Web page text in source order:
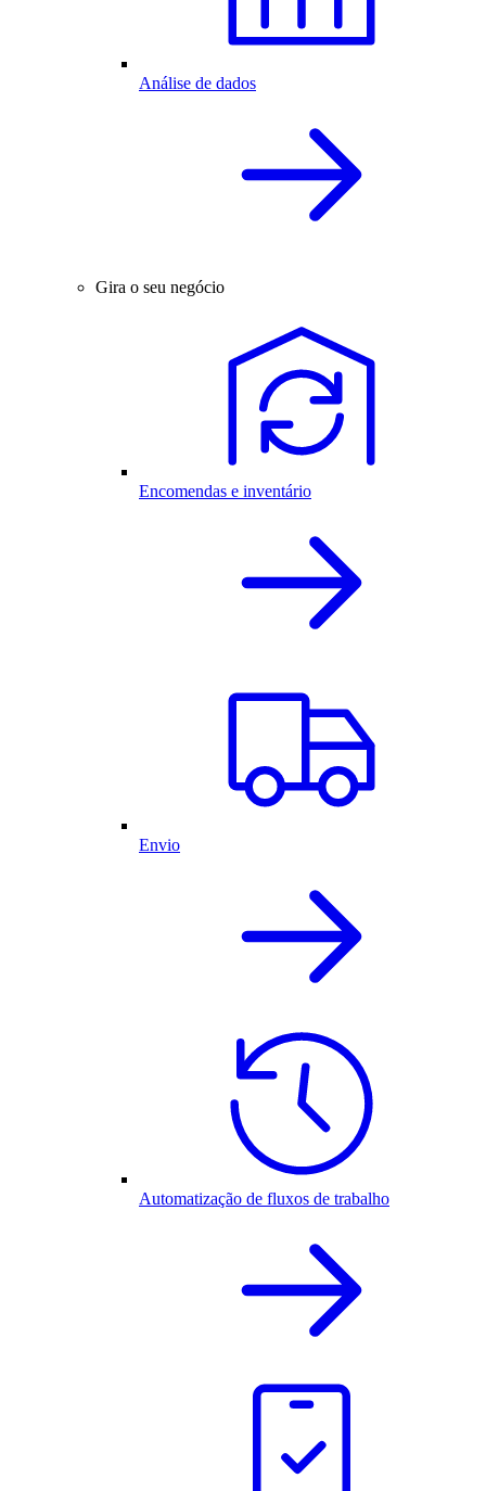
Análise de dados
Gira o seu negócio
Encomendas e inventário
Envio
Automatização de fluxos de trabalho